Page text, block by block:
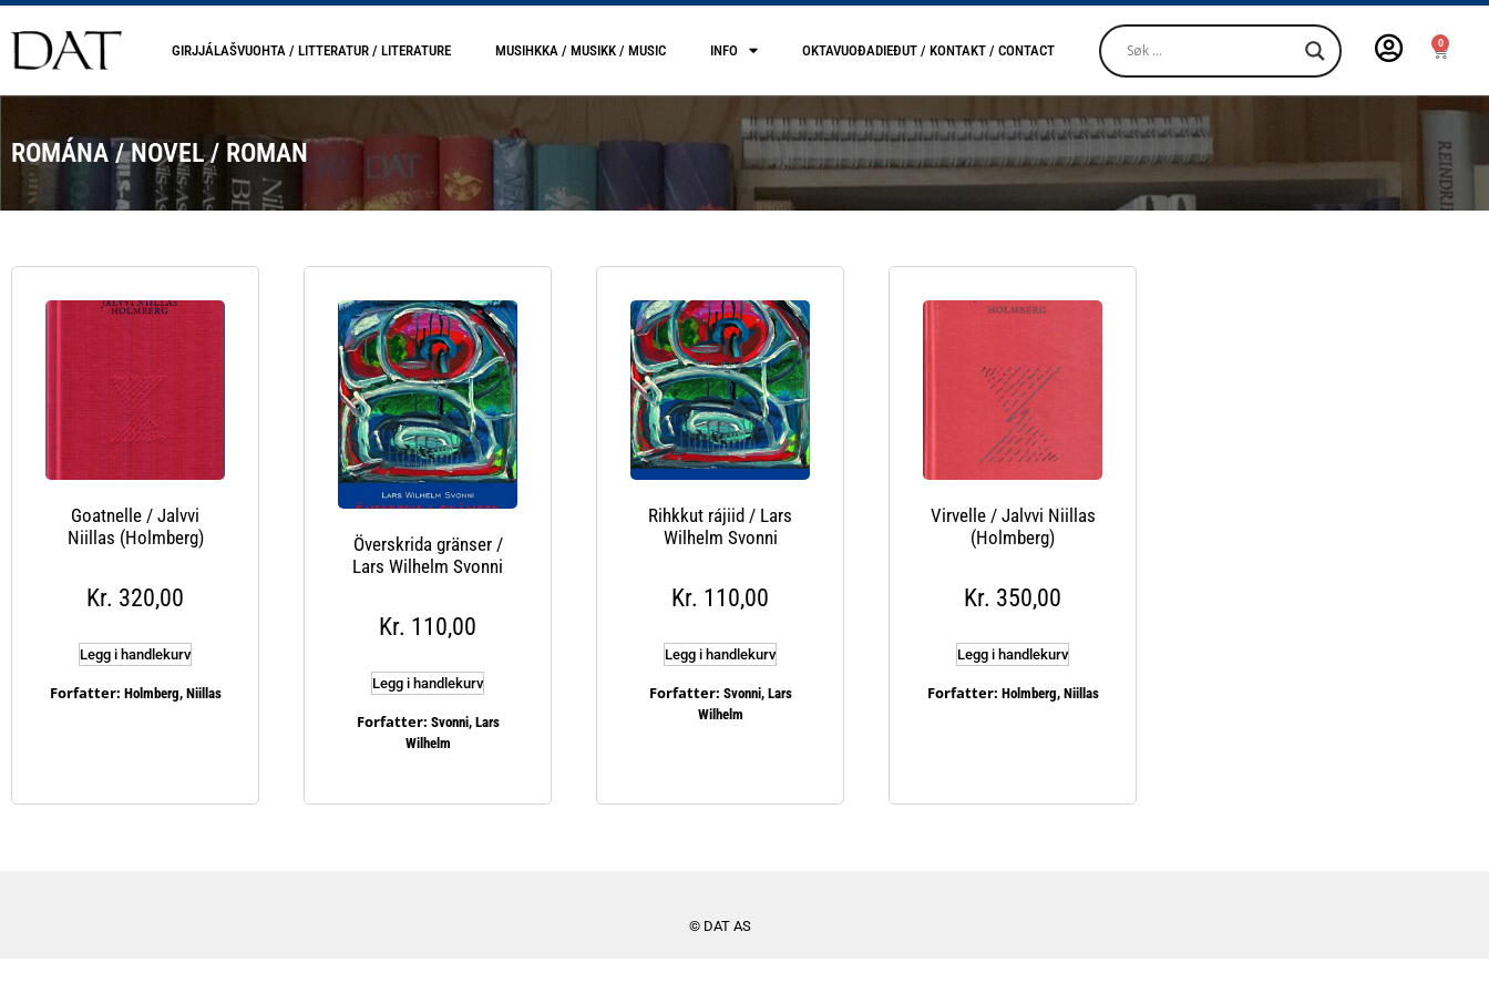
GIRJJÁLAŠVUOHTA / LITTERATUR / LITERATURE MUSIHKKA / MUSIKK / MUSIC INFO OKTAVUOĐADIEĐUT / KONTAKT / CONTACT 0
ROMÁNA / NOVEL / ROMAN
Goatnelle / Jalvvi
Niillas (Holmberg)
Kr 320,00
Legg i handlekurv
Forfatter: Holmberg, Niillas
Överskrida gränser /
Lars Wilhelm Svonni
Kr 110,00
Legg i handlekurv
Forfatter: Svonni, Lars
Wilhelm
Rihkkut rájiid / Lars
Wilhelm Svonni
Kr 110,00
Legg i handlekurv
Forfatter: Svonni, Lars
Wilhelm
Virvelle / Jalvvi Niillas
(Holmberg)
Kr 350,00
Legg i handlekurv
Forfatter: Holmberg, Niillas
© DAT AS